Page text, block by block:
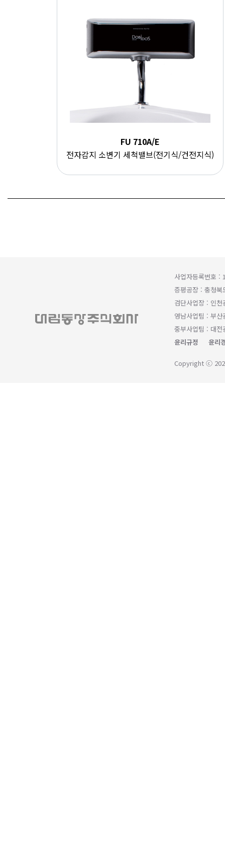
FU 710A/E
전자감지 소변기 세척밸브(전기식/건전지식)
사업자등록번호 :
증평공장 : 충청
검단사업장 : 인
영남사업팀 : 부
중부사업팀 : 대
윤리규정
윤리
Copyright ⓒ